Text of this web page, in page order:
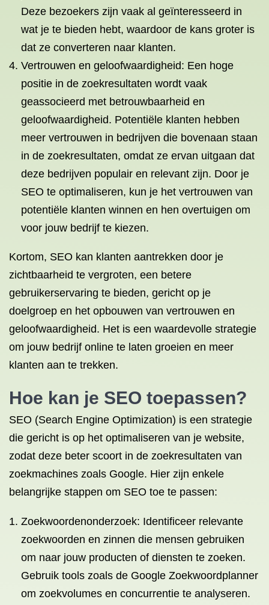
Deze bezoekers zijn vaak al geïnteresseerd in
wat je te bieden hebt, waardoor de kans groter is
dat ze converteren naar klanten.
Vertrouwen en geloofwaardigheid: Een hoge
positie in de zoekresultaten wordt vaak
geassocieerd met betrouwbaarheid en
geloofwaardigheid. Potentiële klanten hebben
meer vertrouwen in bedrijven die bovenaan staan
in de zoekresultaten, omdat ze ervan uitgaan dat
deze bedrijven populair en relevant zijn. Door je
SEO te optimaliseren, kun je het vertrouwen van
potentiële klanten winnen en hen overtuigen om
voor jouw bedrijf te kiezen.
Kortom, SEO kan klanten aantrekken door je
zichtbaarheid te vergroten, een betere
gebruikerservaring te bieden, gericht op je
doelgroep en het opbouwen van vertrouwen en
geloofwaardigheid. Het is een waardevolle strategie
om jouw bedrijf online te laten groeien en meer
klanten aan te trekken.
Hoe kan je SEO toepassen?
SEO (Search Engine Optimization) is een strategie
die gericht is op het optimaliseren van je website,
zodat deze beter scoort in de zoekresultaten van
zoekmachines zoals Google. Hier zijn enkele
belangrijke stappen om SEO toe te passen:
Zoekwoordenonderzoek: Identificeer relevante
zoekwoorden en zinnen die mensen gebruiken
om naar jouw producten of diensten te zoeken.
Gebruik tools zoals de Google Zoekwoordplanner
om zoekvolumes en concurrentie te analyseren.